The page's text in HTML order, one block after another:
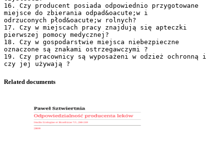
16. Czy producent posiada odpowiednio przygotowane
miejsce do zbierania odpad&oacute;w i
odrzuconych płod&oacute;w rolnych?
17. Czy w miejscach pracy znajdują się apteczki
pierwszej pomocy medycznej?
18. Czy w gospodarstwie miejsca niebezpieczne
oznaczone są znakami ostrzegawczymi ?
19. Czy pracownicy są wyposażeni w odzież ochronną i
Related documents